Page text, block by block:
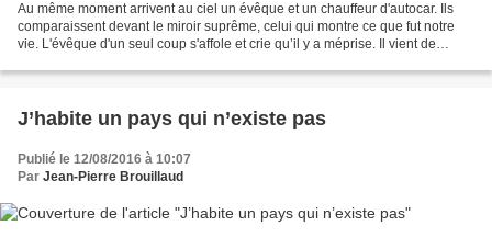
Au même moment arrivent au ciel un évêque et un chauffeur d'autocar. Ils
comparaissent devant le miroir suprême, celui qui montre ce que fut notre
vie. L'évêque d'un seul coup s'affole et crie qu’il y a méprise. Il vient de
J’habite un pays qui n’existe pas
Publié le 12/08/2016 à 10:07
Par Jean-Pierre Brouillaud